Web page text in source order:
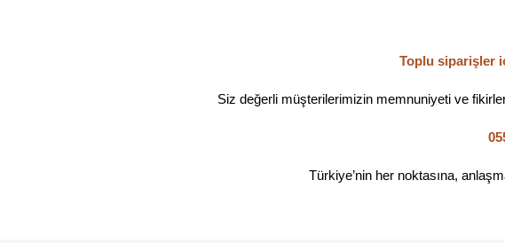
Toplu siparişler
Siz değerli müşterilerimizin memnuniyeti ve
Türkiye’nin her noktasına,